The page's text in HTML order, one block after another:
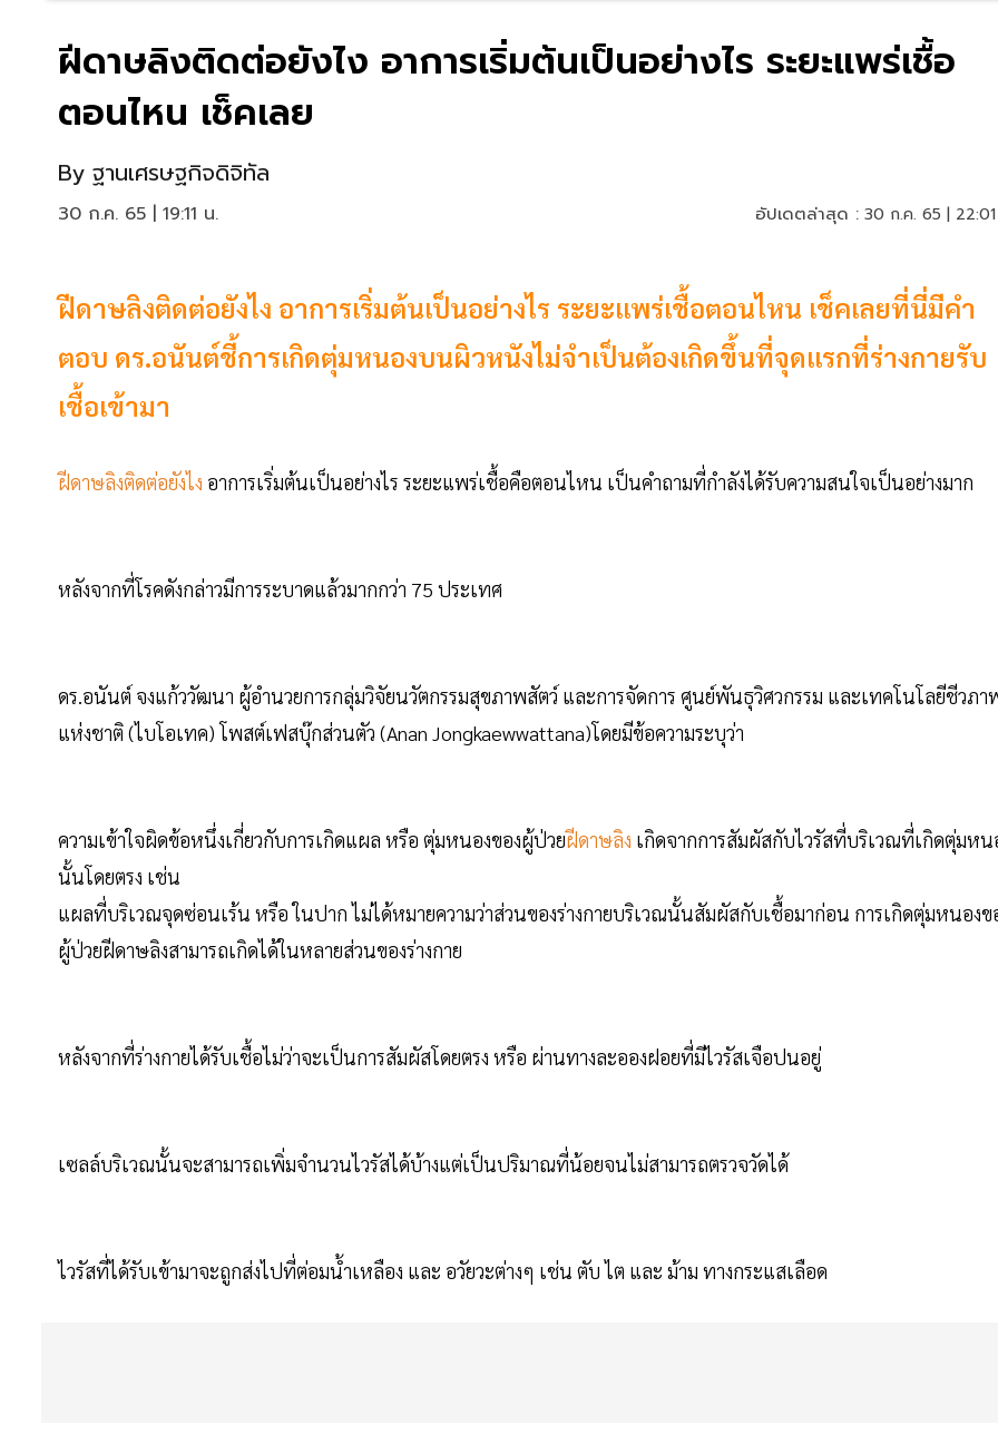
ฝีดาษลิงติดต่อยังไง อาการเริ่มต้นเป็นอย่างไร ระยะแพร่เชื้อ
ตอนไหน เช็คเลย
By ฐานเศรษฐกิจดิจิทัล
30 ก.ค. 65 | 19:11 น. อัปเดตล่าสุด : 30 ก.ค. 65 |
ฝีดาษลิงติดต่อยังไง อาการเริ่มต้นเป็นอย่างไร ระยะแพร่เชื้อตอนไหน เช็คเลยที่นี่มีคำ
ตอบ ดร.อนันต์ชี้การเกิดตุ่มหนองบนผิวหนังไม่จำเป็นต้องเกิดขึ้นที่จุดแรกที่ร่างกายรับ
เชื้อเข้ามา
ฝีดาษลิงติดต่อยังไง อาการเริ่มต้นเป็นอย่างไร ระยะแพร่เชื้อคือตอนไหน เป็นคำถามที่กำลังได้รับความสนใจเป็นอย่างมาก
หลังจากที่โรคดังกล่าวมีการระบาดแล้วมากกว่า 75 ประเทศ
ดร.อนันต์ จงแก้ววัฒนา ผู้อำนวยการกลุ่มวิจัยนวัตกรรมสุขภาพสัตว์ และการจัดการ ศูนย์พันธุวิศวกรรม และเทคโนโลยีชีวภา
แห่งชาติ (ไบโอเทค) โพสต์เฟสบุ๊กส่วนตัว (Anan Jongkaewwattana)โดยมีข้อความระบุว่า
ความเข้าใจผิดข้อหนึ่งเกี่ยวกับการเกิดแผล หรือ ตุ่มหนองของผู้ป่วยฝีดาษลิง เกิดจากการสัมผัสกับไวรัสที่บริเวณที่เกิดตุ่มหน
นั้นโดยตรง เช่น
แผลที่บริเวณจุดซ่อนเร้น หรือ ในปาก ไม่ได้หมายความว่าส่วนของร่างกายบริเวณนั้นสัมผัสกับเชื้อมาก่อน การเกิดตุ่มหนองข
ผู้ป่วยฝีดาษลิงสามารถเกิดได้ในหลายส่วนของร่างกาย
หลังจากที่ร่างกายได้รับเชื้อไม่ว่าจะเป็นการสัมผัสโดยตรง หรือ ผ่านทางละอองฝอยที่มีไวรัสเจือปนอยู่
เซลล์บริเวณนั้นจะสามารถเพิ่มจำนวนไวรัสได้บ้างแต่เป็นปริมาณที่น้อยจนไม่สามารถตรวจวัดได้
ไวรัสที่ได้รับเข้ามาจะถูกส่งไปที่ต่อมน้ำเหลือง และ อวัยวะต่างๆ เช่น ตับ ไต และ ม้าม ทางกระแสเลือด